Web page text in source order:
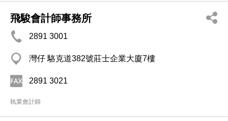
飛駿會計師事務所
2891 3001
灣仔 駱克道382號莊士企業大廈7樓
2891 3021
執業會計師